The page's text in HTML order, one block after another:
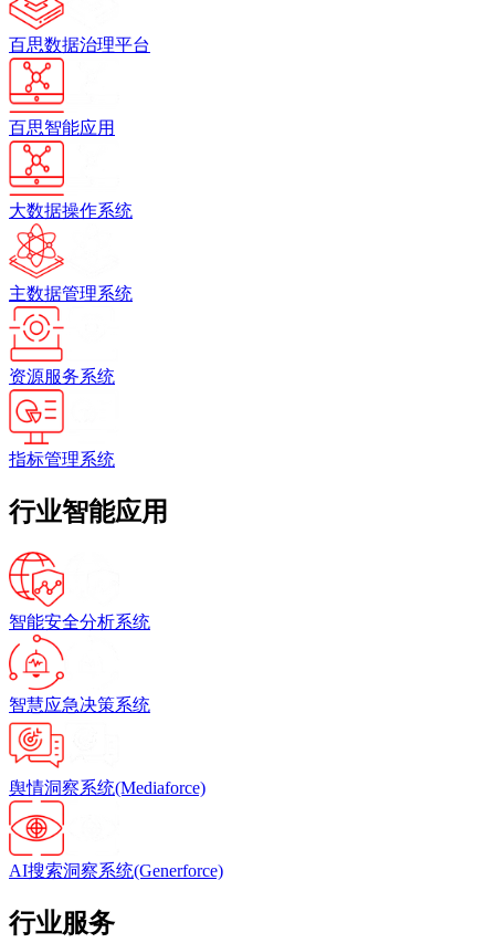
百思数据治理平台
百思智能应用
大数据操作系统
主数据管理系统
资源服务系统
指标管理系统
行业智能应用
智能安全分析系统
智慧应急决策系统
舆情洞察系统(Mediaforce)
AI搜索洞察系统(Generforce)
行业服务